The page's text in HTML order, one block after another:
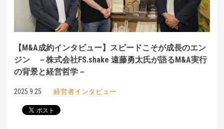
【M&A成約インタビュー】スピードこそが成長のエン
ジン －株式会社FS.shake 遠藤勇太氏が語るM&A実行
の背景と経営哲学－
2025.9.25 経営者インタビュー